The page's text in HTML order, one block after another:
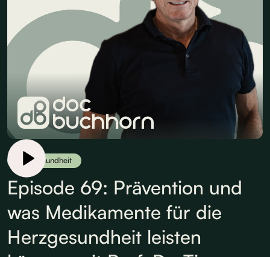
Herzgesundheit
Episode 69: Prävention und
was Medikamente für die
Herzgesundheit leisten